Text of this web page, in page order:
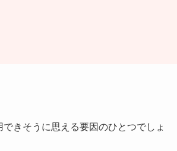
きそうに思える要因のひとつでしょ